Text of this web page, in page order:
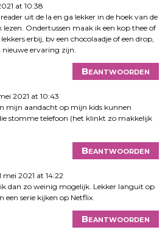
at 10:38
uit de la en ga lekker in de hoek van de
lezen. Ondertussen maak ik een kop thee of
erbij, bv een chocolaadje of een drop,
nieuwe ervaring zijn.
Beantwoorden
2021 at 10:43
mijn aandacht op mijn kids kunnen
stomme telefoon (het klinkt zo makkelijk
Beantwoorden
mei 2021 at 14:22
ik dan zo weinig mogelijk. Lekker languit op
een serie kijken op Netflix.
Beantwoorden